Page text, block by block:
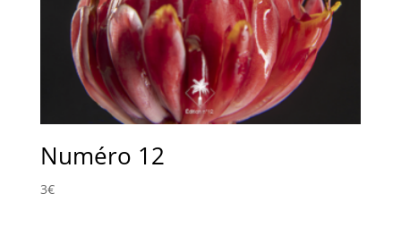
Numéro 12
3€